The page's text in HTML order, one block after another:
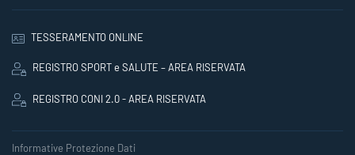
TESSERAMENTO ONLINE
REGISTRO SPORT e SALUTE – AREA RISERVATA
REGISTRO CONI 2.0 - AREA RISERVATA
Informative Protezione Dati